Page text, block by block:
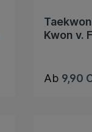
Kwon v.
Ab 9,90